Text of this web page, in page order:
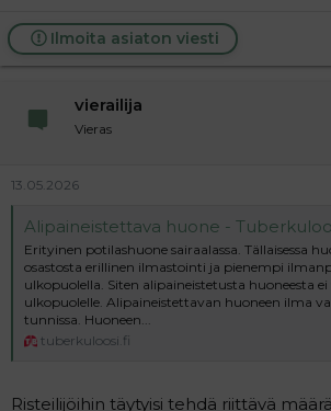
Ilmoita asiaton viesti
vierailija
Vieras
13.05.2026
Alipaineistettava huone -
Erityinen potilashuone sairaalassa. Tällaisessa
osastosta erillinen ilmastointi ja pienempi
ulkopuolella. Siten alipaineistetusta huoneesta
ulkopuolelle. Alipaineistettavan huoneen ilma
tunnissa. Huoneen...
tuberkuloosi.fi
Risteilijöihin täytyisi tehdä riittävä